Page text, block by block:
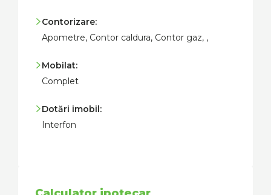
Contorizare:
Apometre, Contor caldura, Contor gaz, ,
Mobilat:
Complet
Dotări imobil:
Interfon